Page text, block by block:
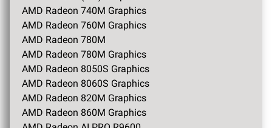
AMD Radeon 740M Graphics
AMD Radeon 760M Graphics
AMD Radeon 780M
AMD Radeon 780M Graphics
AMD Radeon 8050S Graphics
AMD Radeon 8060S Graphics
AMD Radeon 820M Graphics
AMD Radeon 860M Graphics